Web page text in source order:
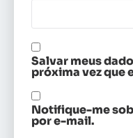
Salvar meus
próxima vez que
Notifique-me
por e-mail.